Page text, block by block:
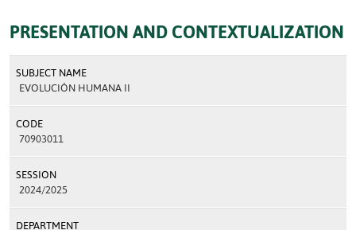
PRESENTATION AND CONTEXTUALIZATION
SUBJECT NAME
EVOLUCIÓN HUMANA II
CODE
70903011
SESSION
2024/2025
DEPARTMENT